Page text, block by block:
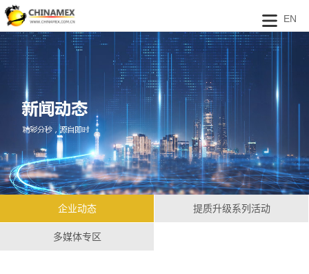
EN
企业动态 提质升级系列活动
多媒体专区